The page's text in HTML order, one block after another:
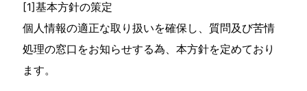
[1]基本方針の策定
個人情報の適正な取り扱いを確保し、質問及び苦情
処理の窓口をお知らせする為、本方針を定めており
ます。